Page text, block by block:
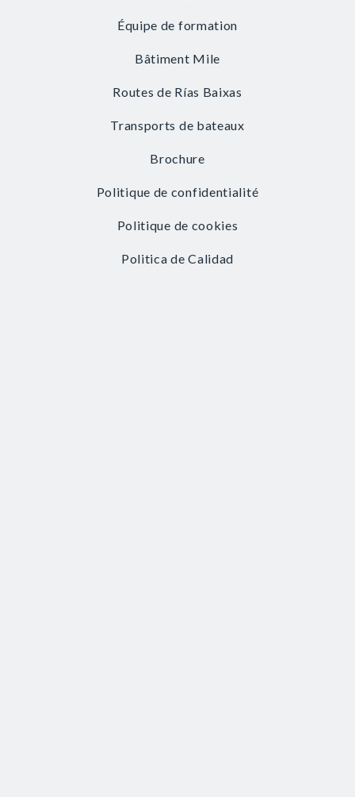
Équipe de formation
Bâtiment Mile
Routes de Rías Baixas
Transports de bateaux
Brochure
Politique de confidentialité
Politique de cookies
Politica de Calidad